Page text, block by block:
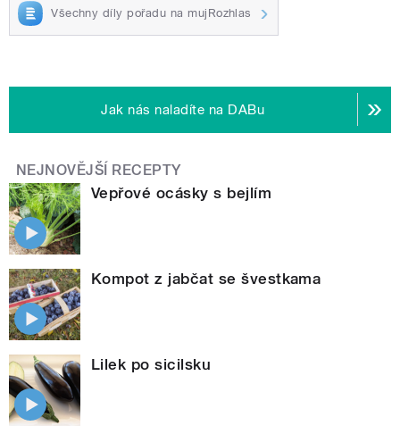
Všechny díly pořadu na mujRozhlas
Jak nás naladíte na DABu
NEJNOVĚJŠÍ RECEPTY
Vepřové ocásky s bejlím
Kompot z jabčat se švestkama
Lilek po sicilsku